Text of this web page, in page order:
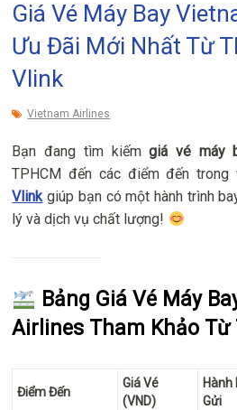
Giá Vé Máy Bay
Ưu Đãi Mới Nhất Từ
Vlink
Vietnam Airlines
Bạn đang tìm kiếmgiá vé máy
TPHCM đến các điểm đến
Vlinkgiúp bạn có một hành trình
lý và dịch vụ chất lượng!
Bảng Giá Vé Máy
Airlines Tham Khảo Từ
Điểm Đến
Giá Vé
(VND)
Hành
Gửi